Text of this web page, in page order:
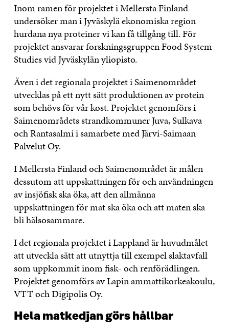
Inom ramen för projektet i Mellersta Finland
undersöker man i Jyväskylä ekonomiska region
hurdana nya proteiner vi kan få tillgång till. För
projektet ansvarar forskningsgruppen Food System
Studies vid Jyväskylän yliopisto.
Även i det regionala projektet i Saimenområdet
utvecklas på ett nytt sätt produktionen av protein
som behövs för vår kost. Projektet genomförs i
Saimenområdets strandkommuner Juva, Sulkava
och Rantasalmi i samarbete med Järvi-Saimaan
Palvelut Oy.
I Mellersta Finland och Saimenområdet är målen
dessutom att uppskattningen för och användningen
av insjöfisk ska öka, att den allmänna
uppskattningen för mat ska öka och att maten ska
bli hälsosammare.
I det regionala projektet i Lappland är huvudmålet
att utveckla sätt att utnyttja till exempel slaktavfall
som uppkommit inom fisk- och renförädlingen.
Projektet genomförs av Lapin ammattikorkeakoulu,
VTT och Digipolis Oy.
Hela matkedjan görs hållbar